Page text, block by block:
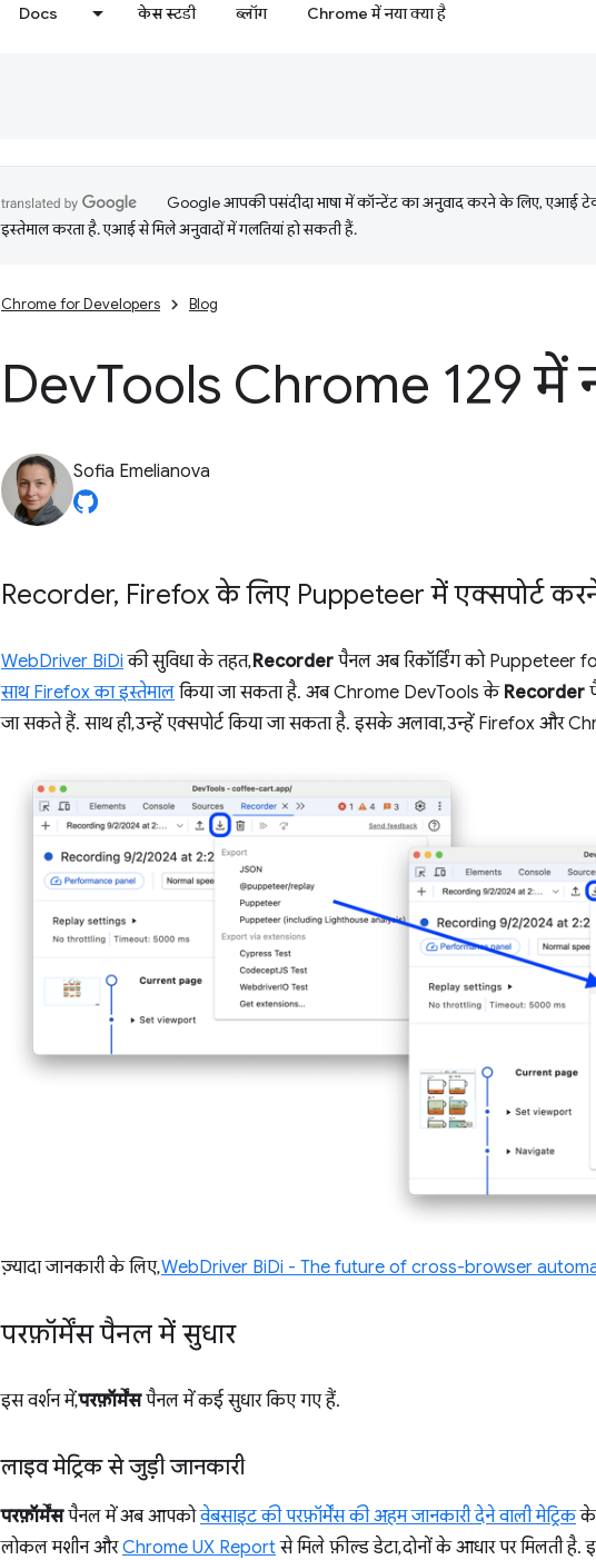
Docs केस स्टडी ब्लॉग Chrome में नया क्या है
Google आपकी पसंदीदा भाषा में कॉन्टेंट का अनुवाद करने के लिए, एआई
इस्तेमाल करता है. एआई से मिले अनुवादों में गलतियां हो सकती हैं.
Chrome for Developers Blog
DevTools Chrome 129 में
Sofia Emelianova
Recorder, Firefox के लिए Puppeteer में एक्सपोर्ट
WebDriver BiDi की सुविधा के तहत,Recorder पैनल अब रिकॉर्डिंग को Puppeteer
साथ Firefox का इस्तेमाल किया जा सकता है. अब Chrome DevTools के Recorder
जा सकते हैं. साथ ही, उन्हें एक्सपोर्ट किया जा सकता है. इसके अलावा, उन्हें Firefox और
ज़्यादा जानकारी के लिए,WebDriver BiDi - The future of cross-browser
परफ़ॉर्मेंस पैनल में सुधार
इस वर्शन में,परफ़ॉर्मेंसपैनल में कई सुधार किए गए हैं.
लाइव मेट्रिक से जुड़ी जानकारी
परफ़ॉर्मेंसपैनल में अब आपकोवेबसाइट की परफ़ॉर्मेंस की अहम जानकारी देने वाली मेट्रिकके
लोकल मशीन औरChrome UX Reportसे मिले फ़ील्ड डेटा, दोनों के आधार पर मिलती है.